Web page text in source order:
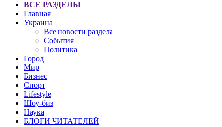
ВСЕ РАЗДЕЛЫ
Главная
Украина
Все новости раздела
События
Политика
Город
Мир
Бизнес
Спорт
Lifestyle
Шоу-биз
Наука
БЛОГИ ЧИТАТЕЛЕЙ